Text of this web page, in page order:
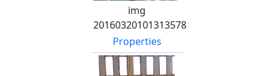
img
20160320101313578
Properties